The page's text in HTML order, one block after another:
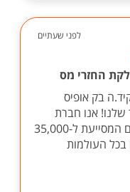
לפני שעתיים
החזרי מס
בק אופיס
אנו חברת
Better, חברת הייטק עם 30 עובדים המסייעת ל-35,000
בכל העולמות